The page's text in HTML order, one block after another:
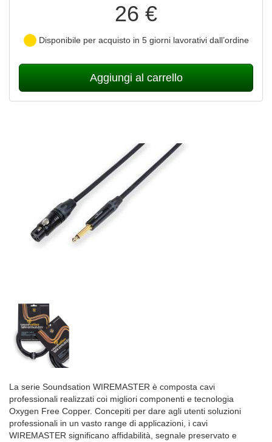
26 €
Disponibile per acquisto in 5 giorni lavorativi dall’ordine
Aggiungi al carrello
La serie Soundsation WIREMASTER è composta cavi
professionali realizzati coi migliori componenti e tecnologia
Oxygen Free Copper. Concepiti per dare agli utenti soluzioni
professionali in un vasto range di applicazioni, i cavi
WIREMASTER significano affidabilità, segnale preservato e